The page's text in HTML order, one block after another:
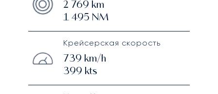
2 769 km
1 495 NM
Крейсерская скорость
739 km/h
399 kts